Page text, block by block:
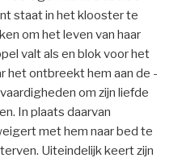
staat in het klooster te
om het leven van haar
valt als en blok voor het
het ontbreekt hem aan de -
om zijn liefde
In plaats daarvan
met hem naar bed te
Uiteindelijk keert zijn